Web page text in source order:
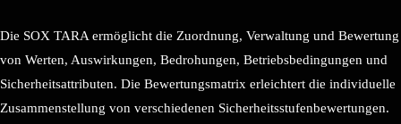
Die SOX TARA ermöglicht die Zuordnung, Verwaltung und Bewertung
von Werten, Auswirkungen, Bedrohungen, Betriebsbedingungen und
Sicherheitsattributen. Die Bewertungsmatrix erleichtert die individuelle
Zusammenstellung von verschiedenen Sicherheitsstufenbewertungen.